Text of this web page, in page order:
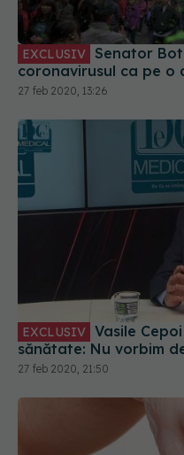
EXCLUSIV
coronavirusul ca pe o
27 feb 2020, 13:26
EXCLUSIV
sănătate: Nu vorbim
27 feb 2020, 21:50